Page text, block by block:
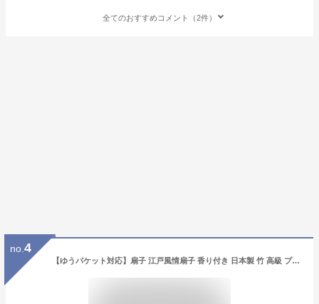
全てのおすすめコメント（2件）
no. 4
【ゆうパケット対応】扇子 江戸風情扇子 香り付き 日本製 竹 高級 プレゼント ギフト 贈り物 せんす 竹 15間 7.5寸 22.5cm おしゃれ お土産 海外へ 京都 シンプル 無料ラッピング トンボ 龍 竹に鮎 牡丹 千鳥 市松に紗